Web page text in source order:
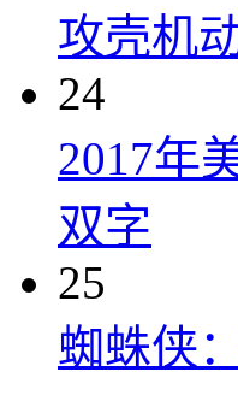
攻壳机
24
2017年
双字
25
蜘蛛侠